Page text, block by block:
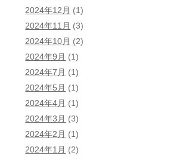
2024年12月 (1)
2024年11月 (3)
2024年10月 (2)
2024年9月 (1)
2024年7月 (1)
2024年5月 (1)
2024年4月 (1)
2024年3月 (3)
2024年2月 (1)
2024年1月 (2)